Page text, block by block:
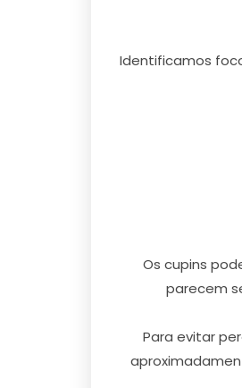
Identificamos
Os cupins
parecem
Para evitar